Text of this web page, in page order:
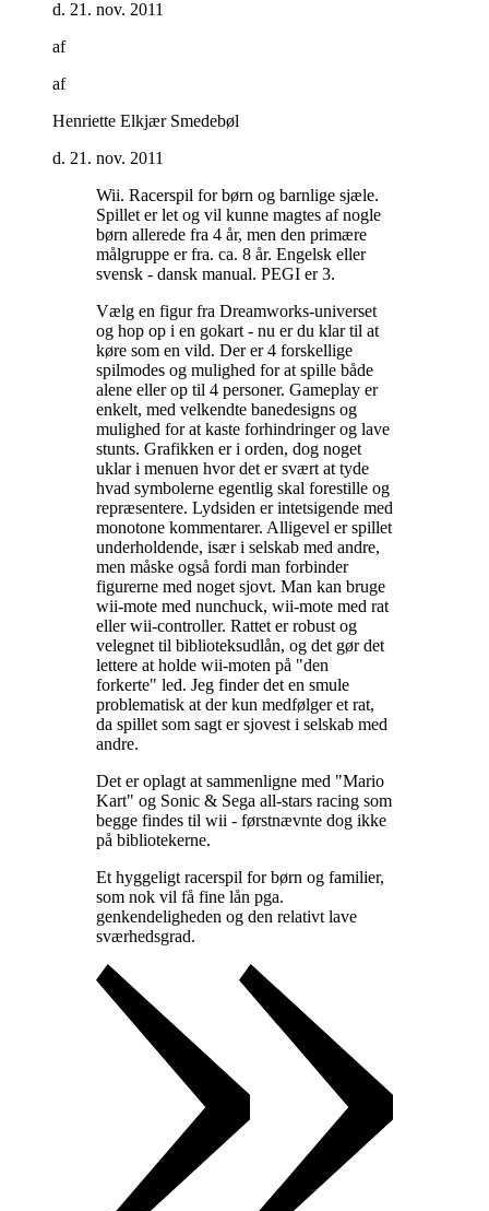
d. 21. nov. 2011
af
af
Henriette Elkjær Smedebøl
d. 21. nov. 2011
Wii. Racerspil for børn og barnlige sjæle.
Spillet er let og vil kunne magtes af nogle
børn allerede fra 4 år, men den primære
målgruppe er fra. ca. 8 år. Engelsk eller
svensk - dansk manual. PEGI er 3.
Vælg en figur fra Dreamworks-universet
og hop op i en gokart - nu er du klar til at
køre som en vild. Der er 4 forskellige
spilmodes og mulighed for at spille både
alene eller op til 4 personer. Gameplay er
enkelt, med velkendte banedesigns og
mulighed for at kaste forhindringer og lave
stunts. Grafikken er i orden, dog noget
uklar i menuen hvor det er svært at tyde
hvad symbolerne egentlig skal forestille og
repræsentere. Lydsiden er intetsigende med
monotone kommentarer. Alligevel er spillet
underholdende, især i selskab med andre,
men måske også fordi man forbinder
figurerne med noget sjovt. Man kan bruge
wii-mote med nunchuck, wii-mote med rat
eller wii-controller. Rattet er robust og
velegnet til biblioteksudlån, og det gør det
lettere at holde wii-moten på "den
forkerte" led. Jeg finder det en smule
problematisk at der kun medfølger et rat,
da spillet som sagt er sjovest i selskab med
andre.
Det er oplagt at sammenligne med "Mario
Kart" og Sonic & Sega all-stars racing som
begge findes til wii - førstnævnte dog ikke
på bibliotekerne.
Et hyggeligt racerspil for børn og familier,
som nok vil få fine lån pga.
genkendeligheden og den relativt lave
sværhedsgrad.